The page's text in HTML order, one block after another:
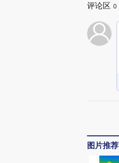
评论区 0
图片推荐